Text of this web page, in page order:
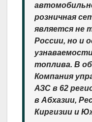
розничная
является не
России, но и
топлива. В
Компания
АЗС в 62
в Абхазии,
Киргизии и